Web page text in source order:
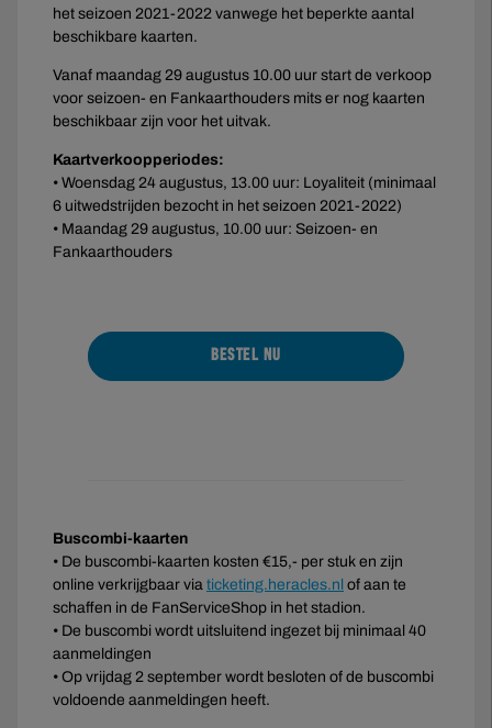
het seizoen 2021-2022 vanwege het beperkte aantal
beschikbare kaarten.
Vanaf maandag 29 augustus 10.00 uur start de verkoop
voor seizoen- en Fankaarthouders mits er nog kaarten
beschikbaar zijn voor het uitvak.
Kaartverkoopperiodes:
• Woensdag 24 augustus, 13.00 uur: Loyaliteit (minimaal
6 uitwedstrijden bezocht in het seizoen 2021-2022)
• Maandag 29 augustus, 10.00 uur: Seizoen- en
Fankaarthouders
BESTEL NU
Buscombi-kaarten
• De buscombi-kaarten kosten €15,- per stuk en zijn
online verkrijgbaar via ticketing.heracles.nl of aan te
schaffen in de FanServiceShop in het stadion.
• De buscombi wordt uitsluitend ingezet bij minimaal 40
aanmeldingen
• Op vrijdag 2 september wordt besloten of de buscombi
voldoende aanmeldingen heeft.